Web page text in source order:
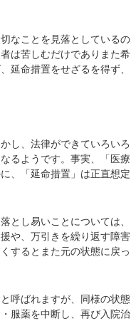
なことを見落としているの
は苦しむだけでありまた希
延命措置をせざるを得ず、
し、法律ができていろいろ
るようです。事実、「医療
、「延命措置」は正直想定
とし易いことについては、
や、万引きを繰り返す障害
するとまた元の状態に戻っ
呼ばれますが、同様の状態
服薬を中断し、再び入院治